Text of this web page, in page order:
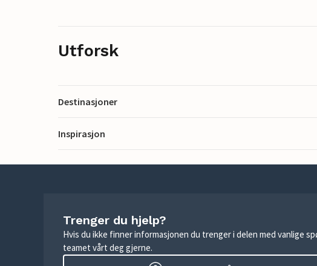
Utforsk
Destinasjoner
Inspirasjon
Trenger du hjelp?
Hvis du ikke finner informasjonen du trenger i delen med vanlige
teamet vårt deg gjerne.